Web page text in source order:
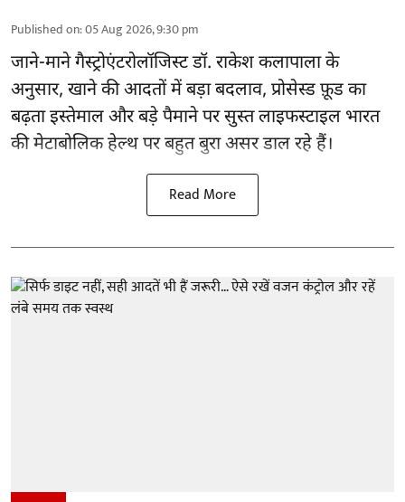
Published on:05 Aug 2026, 9:30 pm
जाने-माने गैस्ट्रोएंटरोलॉजिस्ट डॉ. राकेश कलापाला के
अनुसार, खाने की आदतोंमें बड़ा बदलाव, प्रोसेस्ड फ़ूड का
बढ़ता इस्तेमाल और बड़े पैमाने पर सुस्त लाइफस्टाइल भारत
की मेटाबोलिक हेल्थ पर बहुत बुरा असर डाल रहे हैं।
Read More